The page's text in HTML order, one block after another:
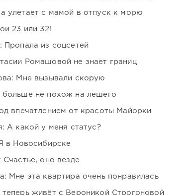
улетает с мамой в отпуск к морю
23 или 32!
Пропала из соцсетей
Ромашовой не знает границ
Мне вызывали скорую
больше не похож на лешего
впечатлением от красоты Майорки
А какой у меня статус?
в Новосибирске
оно везде
Мне эта квартира очень понравилась
живёт с Вероникой Строгоновой